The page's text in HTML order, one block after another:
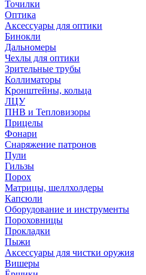
Точилки
Оптика
Аксессуары для оптики
Бинокли
Дальномеры
Чехлы для оптики
Зрительные трубы
Коллиматоры
Кронштейны, кольца
ЛЦУ
ПНВ и Тепловизоры
Прицелы
Фонари
Снаряжение патронов
Пули
Гильзы
Порох
Матрицы, шеллхолдеры
Капсюли
Оборудование и инструменты
Пороховницы
Прокладки
Пыжи
Аксессуары для чистки оружия
Вишеры